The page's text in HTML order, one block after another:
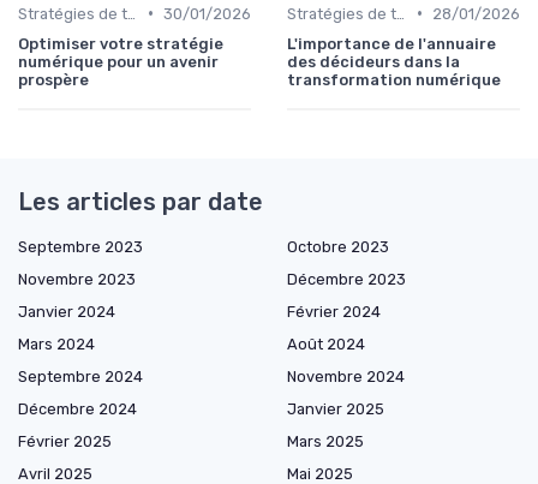
• 30/01/2026
Optimiser votre stratégie
numérique pour un avenir
prospère
•
28/01/2026
L'importance de l'annuaire
des décideurs dans la
transformation numérique
Les articles par date
Septembre 2023
Octobre 2023
Novembre 2023
Décembre 2023
Janvier 2024
Février 2024
Mars 2024
Août 2024
Septembre 2024
Novembre 2024
Décembre 2024
Janvier 2025
Février 2025
Mars 2025
Avril 2025
Mai 2025